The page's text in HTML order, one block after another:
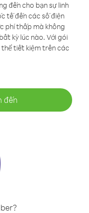
đến cho bạn sự linh
tế đến các số điện
phí thấp mà không
kỳ lúc nào. Với gói
tiết kiệm trên các
đến